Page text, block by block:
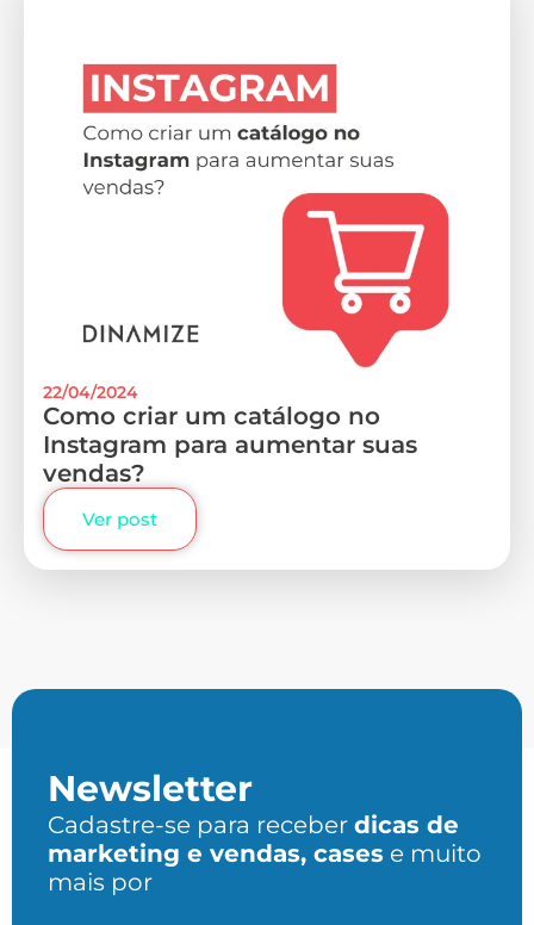
22/04/2024
Como criar um catálogo no
Instagram para aumentar suas
vendas?
Ver post
Newsletter
Cadastre-se para receber dicas de
marketing e vendas, cases e muito
mais por